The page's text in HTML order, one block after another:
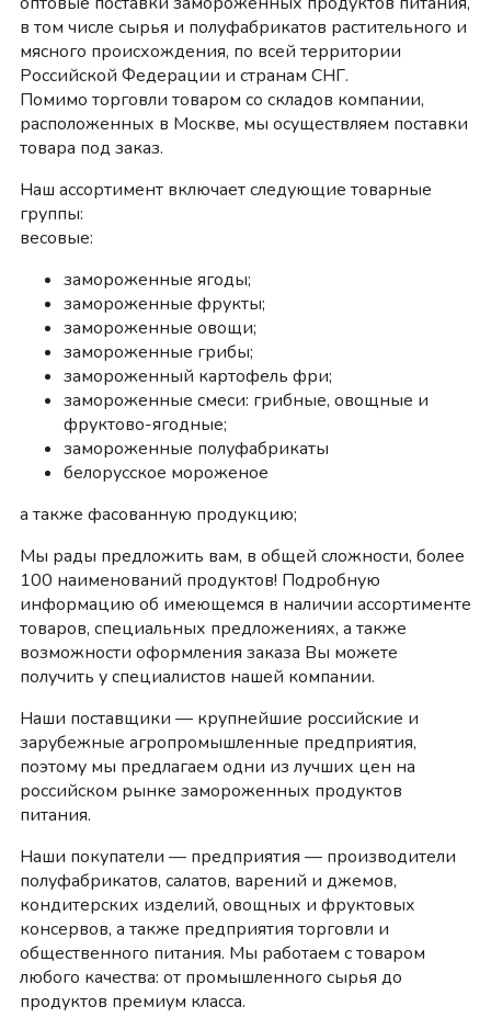
в том числе сырья и полуфабрикатов растительного и
мясного происхождения, по всей территории
Российской Федерации и странам СНГ.
Помимо торговли товаром со складов компании,
расположенных в Москве, мы осуществляем поставки
товара под заказ.
Наш ассортимент включает следующие товарные
группы:
весовые:
замороженные ягоды;
замороженные фрукты;
замороженные овощи;
замороженные грибы;
замороженный картофель фри;
замороженные смеси: грибные, овощные и
фруктово-ягодные;
замороженные полуфабрикаты
белорусское мороженое
а также фасованную продукцию;
Мы рады предложить вам, в общей сложности, более
100 наименований продуктов! Подробную
информацию об имеющемся в наличии ассортименте
товаров, специальных предложениях, а также
возможности оформления заказа Вы можете
получить у специалистов нашей компании.
Наши поставщики — крупнейшие российские и
зарубежные агропромышленные предприятия,
поэтому мы предлагаем одни из лучших цен на
российском рынке замороженных продуктов
питания.
Наши покупатели — предприятия — производители
полуфабрикатов, салатов, варений и джемов,
кондитерских изделий, овощных и фруктовых
консервов, а также предприятия торговли и
общественного питания. Мы работаем с товаром
любого качества: от промышленного сырья до
продуктов премиум класса.